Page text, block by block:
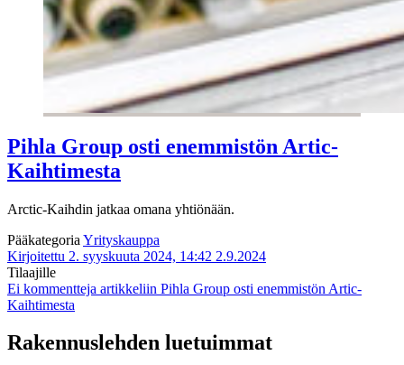
Pihla Group osti enemmistön Artic-
Kaihtimesta
Arctic-Kaihdin jatkaa omana yhtiönään.
Pääkategoria Yrityskauppa
Kirjoitettu 2. syyskuuta 2024, 14:42 2.9.2024
Tilaajille
Ei kommentteja artikkeliin Pihla Group osti enemmistön Artic-
Kaihtimesta
Rakennuslehden luetuimmat